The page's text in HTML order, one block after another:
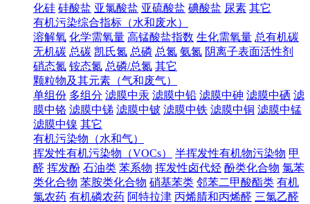
化硅 硅酸盐 亚氯酸盐 亚硫酸盐 碘酸盐 尿素 其它
有机污染综合指标（水和废水）
溶解氧 化学需氧量 高锰酸盐指数 生化需氧量 总有机碳
无机碳 总碳 凯氏氮 总磷 总氮 氨氮 阴离子表面活性剂
硝态氮 铵态氮 总磷/总氮 其它
颗粒物及其元素（气和废气）
单组份 多组分 滤膜中汞 滤膜中铅 滤膜中砷 滤膜中硒 滤
膜中铬 滤膜中锑 滤膜中铍 滤膜中铁 滤膜中铜 滤膜中锰
滤膜中镍 其它
有机污染物（水和气）
挥发性有机污染物（VOCs）
半挥发性有机物污染物 甲
醛 挥发酚 石油类 苯系物 挥发性卤代烃 酚类化合物 氯苯
类化合物 苯胺类化合物 硝基苯类 邻苯二甲酸酯类 有机
氯农药 有机磷农药 阿特拉津 丙烯腈和丙烯醛 三氯乙醛